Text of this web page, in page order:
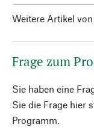
Weitere Artikel von
Frage zum
Sie haben eine
Sie die Frage hier
Programm.